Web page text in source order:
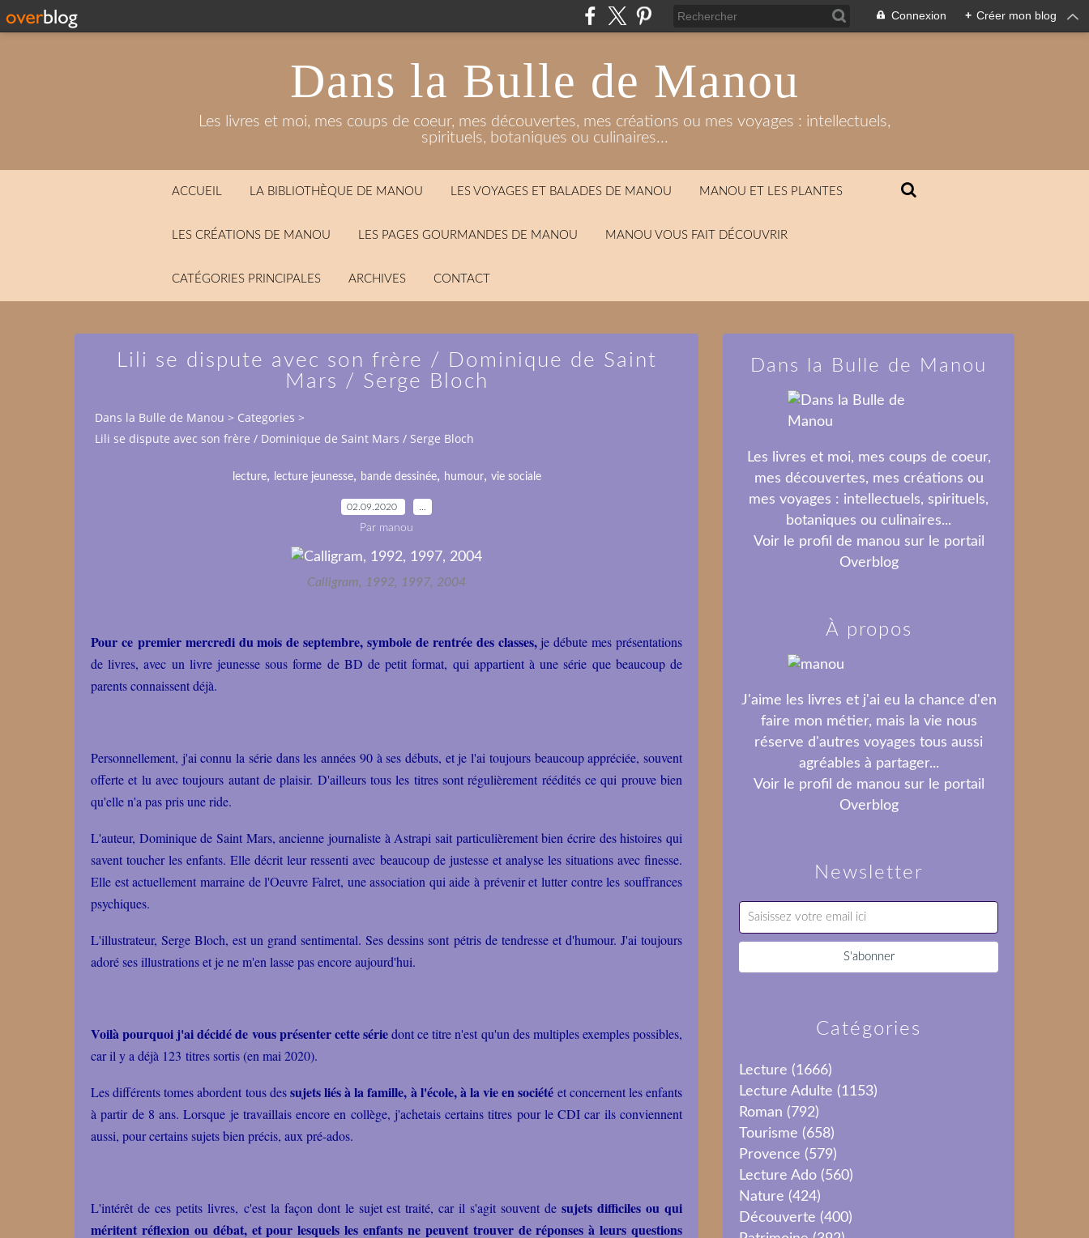
Connexion + Créer mon blog
Dans la Bulle de Manou
Les livres et moi, mes coups de coeur, mes découvertes, mes créations ou mes voyages : intellectuels,
spirituels, botaniques ou culinaires...
ACCUEIL LA BIBLIOTHÈQUE DE MANOU LES VOYAGES ET BALADES DE MANOU MANOU ET LES PLANTES
LES CRÉATIONS DE MANOU LES PAGES GOURMANDES DE MANOU MANOU VOUS FAIT DÉCOUVRIR
CATÉGORIES PRINCIPALES ARCHIVES CONTACT
Lili se dispute avec son frère / Dominique de Saint
Mars / Serge Bloch
Dans la Bulle de Manou > Categories >
Lili se dispute avec son frère / Dominique de Saint Mars / Serge Bloch
lecture, lecture jeunesse, bande dessinée, humour, vie sociale
02.09.2020
Par manou
Calligram, 1992, 1997, 2004
Pour ce premier mercredi du mois de septembre, symbole de rentrée des classes,je débute mes présentations
de livres, avec un livre jeunesse sous forme de BD de petit format, qui appartient à une série que beaucoup de
parents connaissent déjà.
Personnellement, j'ai connu la série dans les années 90 à ses débuts, et je l'ai toujours beaucoup appréciée, souvent
offerte et lu avec toujours autant de plaisir. D'ailleurs tous les titres sont régulièrement réédités ce qui prouve bien
qu'elle n'a pas pris une ride.
L'auteur, Dominique de Saint Mars, ancienne journaliste à Astrapi sait particulièrement bien écrire des histoires qui
savent toucher les enfants. Elle décrit leur ressenti avec beaucoup de justesse et analyse les situations avec finesse.
Elle est actuellement marraine de l'Oeuvre Falret, une association qui aide à prévenir et lutter contre les souffrances
psychiques.
L'illustrateur, Serge Bloch, est un grand sentimental. Ses dessins sont pétris de tendresse et d'humour. J'ai toujours
adoré ses illustrations et je ne m'en lasse pas encore aujourd'hui.
Voilà pourquoi j'ai décidé de vous présenter cette sériedont ce titre n'est qu'un des multiples exemples possibles,
car il y a déjà 123 titres sortis (en mai 2020).
Les différents tomes abordent tous dessujets liés à la famille, à l'école, à la vie en société et concernent les enfants
à partir de 8 ans. Lorsque je travaillais encore en collège, j'achetais certains titres pour le CDI car ils conviennent
aussi, pour certains sujets bien précis, aux pré-ados.
L'intérêt de ces petits livres, c'est la façon dont le sujet est traité, car il s'agit souvent de sujets difficiles ou qui
méritent réflexion ou débat, et pour lesquels les enfants ne peuvent trouver de réponses à leurs questions
Newsletter
Catégories
Lecture (1666)
Lecture Adulte (1153)
Roman (792)
Tourisme (658)
Provence (579)
Lecture Ado (560)
Nature (424)
Découverte (400)
Dans la Bulle de Manou
Les livres et moi, mes coups de coeur,
mes découvertes, mes créations ou
mes voyages : intellectuels, spirituels,
botaniques ou culinaires...
Voir le profil de manou sur le portail
Overblog
À propos
J'aime les livres et j'ai eu la chance d'en
faire mon métier, mais la vie nous
réserve d'autres voyages tous aussi
agréables à partager...
Voir le profil de manou sur le portail
Overblog